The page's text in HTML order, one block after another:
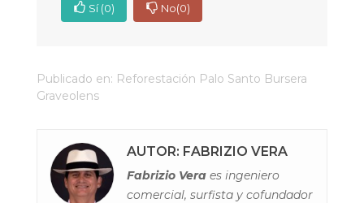
Sí(0) No(0)
Publicado en: Reforestación Palo Santo Bursera
Graveolens
AUTOR: FABRIZIO VERA
Fabrizio Vera es ingeniero
comercial, surfista y cofundador